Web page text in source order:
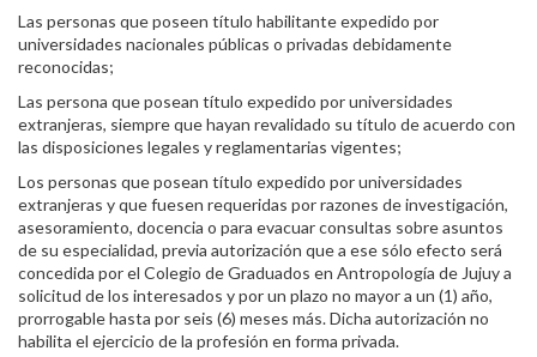
Las personas que poseen título habilitante expedido por
universidades nacionales públicas o privadas debidamente
reconocidas;
Las persona que posean título expedido por universidades
extranjeras, siempre que hayan revalidado su título de acuerdo con
las disposiciones legales y reglamentarias vigentes;
Los personas que posean título expedido por universidades
extranjeras y que fuesen requeridas por razones de investigación,
asesoramiento, docencia o para evacuar consultas sobre asuntos
de su especialidad, previa autorización que a ese sólo efecto será
concedida por el Colegio de Graduados en Antropología de Jujuy a
solicitud de los interesados y por un plazo no mayor a un (1) año,
prorrogable hasta por seis (6) meses más. Dicha autorización no
habilita el ejercicio de la profesión en forma privada.